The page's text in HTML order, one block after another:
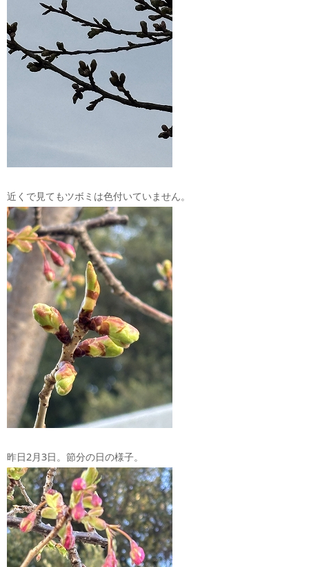
近くで見てもツボミは色付いていません。
昨日2月3日。節分の日の様子。